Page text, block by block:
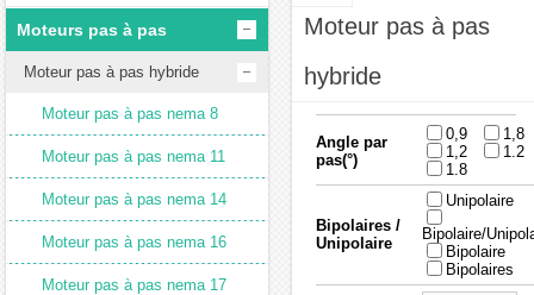
Moteurs pas à pas
Moteur pas à pas hybride
Moteur pas à pas nema 8
Moteur pas à pas nema 11
Moteur pas à pas nema 14
Moteur pas à pas nema 16
Moteur pas à pas nema 17
Moteur pas à pas
hybride
Angle par
pas(°)
0,9
1,8
1,2
1.2
1.8
Bipolaires /
Unipolaire
Unipolaire
Bipolaire/
Bipolaire
Bipolaires